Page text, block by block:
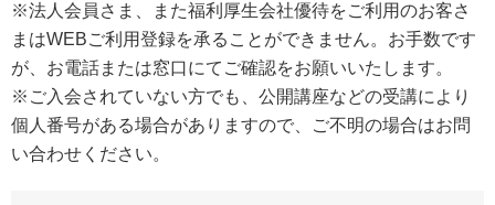
※法人会員さま、また福利厚生会社優待をご利用のお客さ
まはWEBご利用登録を承ることができません。お手数です
が、お電話または窓口にてご確認をお願いいたします。
※ご入会されていない方でも、公開講座などの受講により
個人番号がある場合がありますので、ご不明の場合はお問
い合わせください。